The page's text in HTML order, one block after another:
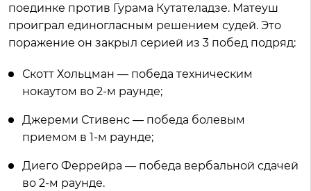
поединке против Гурама Кутателадзе. Матеуш
проиграл единогласным решением судей. Это
поражение он закрыл серией из 3 побед подряд:
Скотт Хольцман — победа техническим
нокаутом во 2-м раунде;
Джереми Стивенс — победа болевым
приемом в 1-м раунде;
Диего Феррейра — победа вербальной сдачей
во 2-м раунде.